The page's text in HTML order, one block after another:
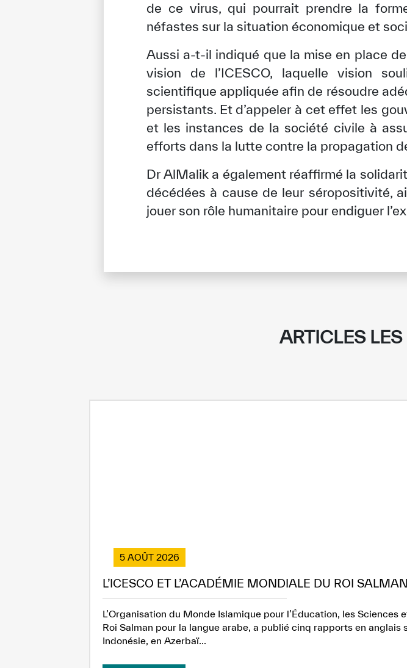
✪
✪ ✪
✪ ✪ ✪
✪ ✪ ✪ ✪
Extremely Dissatisfied
de ce virus, qui pourrait prendre la
néfastes sur la situation économique et
Aussi a-t-il indiqué que la mise en place
vision de l’ICESCO, laquelle vision
scientifique appliquée afin de résoudre
persistants. Et d’appeler à cet effet les
et les instances de la société civile à
efforts dans la lutte contre la propagation
Dr AlMalik a également réaffirmé la
décédées à cause de leur séropositivité,
jouer son rôle humanitaire pour endiguer
ARTICLES
5 AOÛT 2026
L’ICESCO ET L’ACADÉMIE MONDIALE DU ROI
L’Organisation du Monde Islamique pour l’Éducation, les
Roi Salman pour la langue arabe, a publié cinq rapports en anglais
Indonésie, en Azerbaï...